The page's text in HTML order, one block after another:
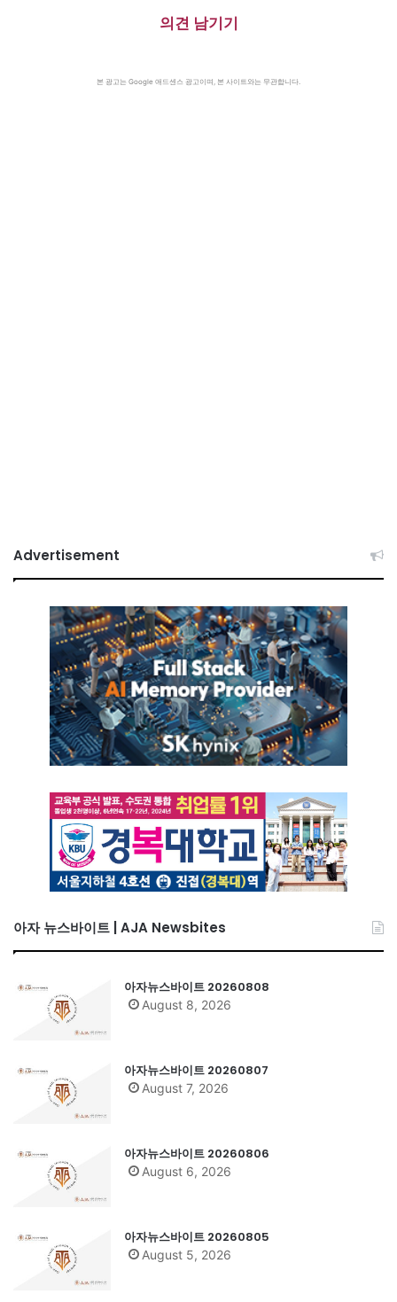
의견 남기기
본 광고는 Google 애드센스 광고이며, 본 사이트와는 무관합니다.
Advertisement
아자 뉴스바이트 | AJA Newsbites
아자뉴스바이트 20260808
August 8, 2026
아자뉴스바이트 20260807
August 7, 2026
아자뉴스바이트 20260806
August 6, 2026
아자뉴스바이트 20260805
August 5, 2026